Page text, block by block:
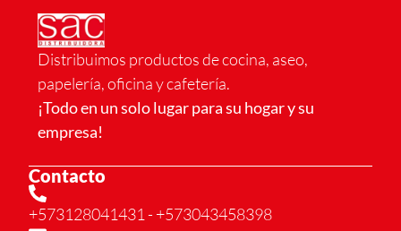
Distribuimos productos de cocina, aseo,
papelería, oficina y cafetería.
¡Todo en un solo lugar para su hogar y su
empresa!
Contacto
+573128041431- +573043458398